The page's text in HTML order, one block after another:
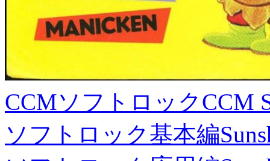
CCMソフトロックCCM
ソフトロック基本編